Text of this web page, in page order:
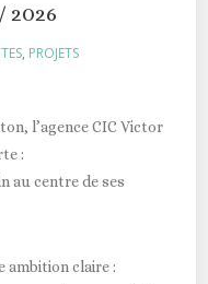
2026
, PROJETS
l’agence CIC Victor
:
au centre de ses
ambition claire :